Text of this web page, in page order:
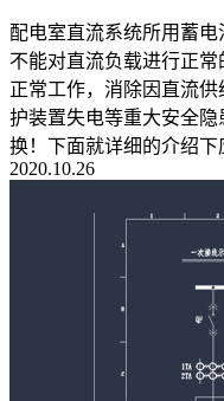
配电室直流系统所用蓄
不能对直流负载进行正
正常工作，消除因直流
护装置失电等重大安全
换！下面就详细的介绍下
2020.10.26